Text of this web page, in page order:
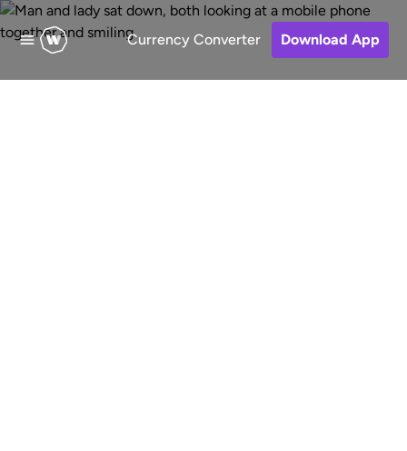
Currency Converter Download App